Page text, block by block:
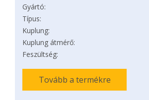
Gyártó:
Típus:
Kuplung:
Kuplung átmérő:
Feszültség:
Tovább a termékre